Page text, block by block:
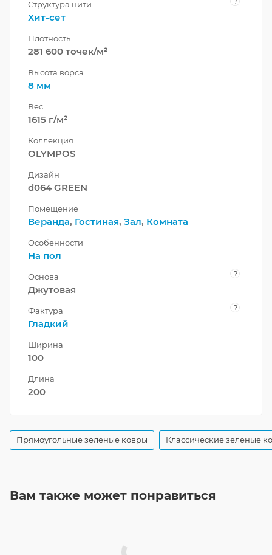
Структура нити
Хит-сет
Плотность
281 600 точек/м²
Высота ворса
8 мм
Вес
1615 г/м²
Коллекция
OLYMPOS
Дизайн
d064 GREEN
Помещение
Веранда, Гостиная, Зал, Комната
Особенности
На пол
Основа ?
Джутовая
Фактура ?
Гладкий
Ширина
100
Длина
200
Прямоугольные зеленые ковры Классические зеленые
Вам также может понравиться